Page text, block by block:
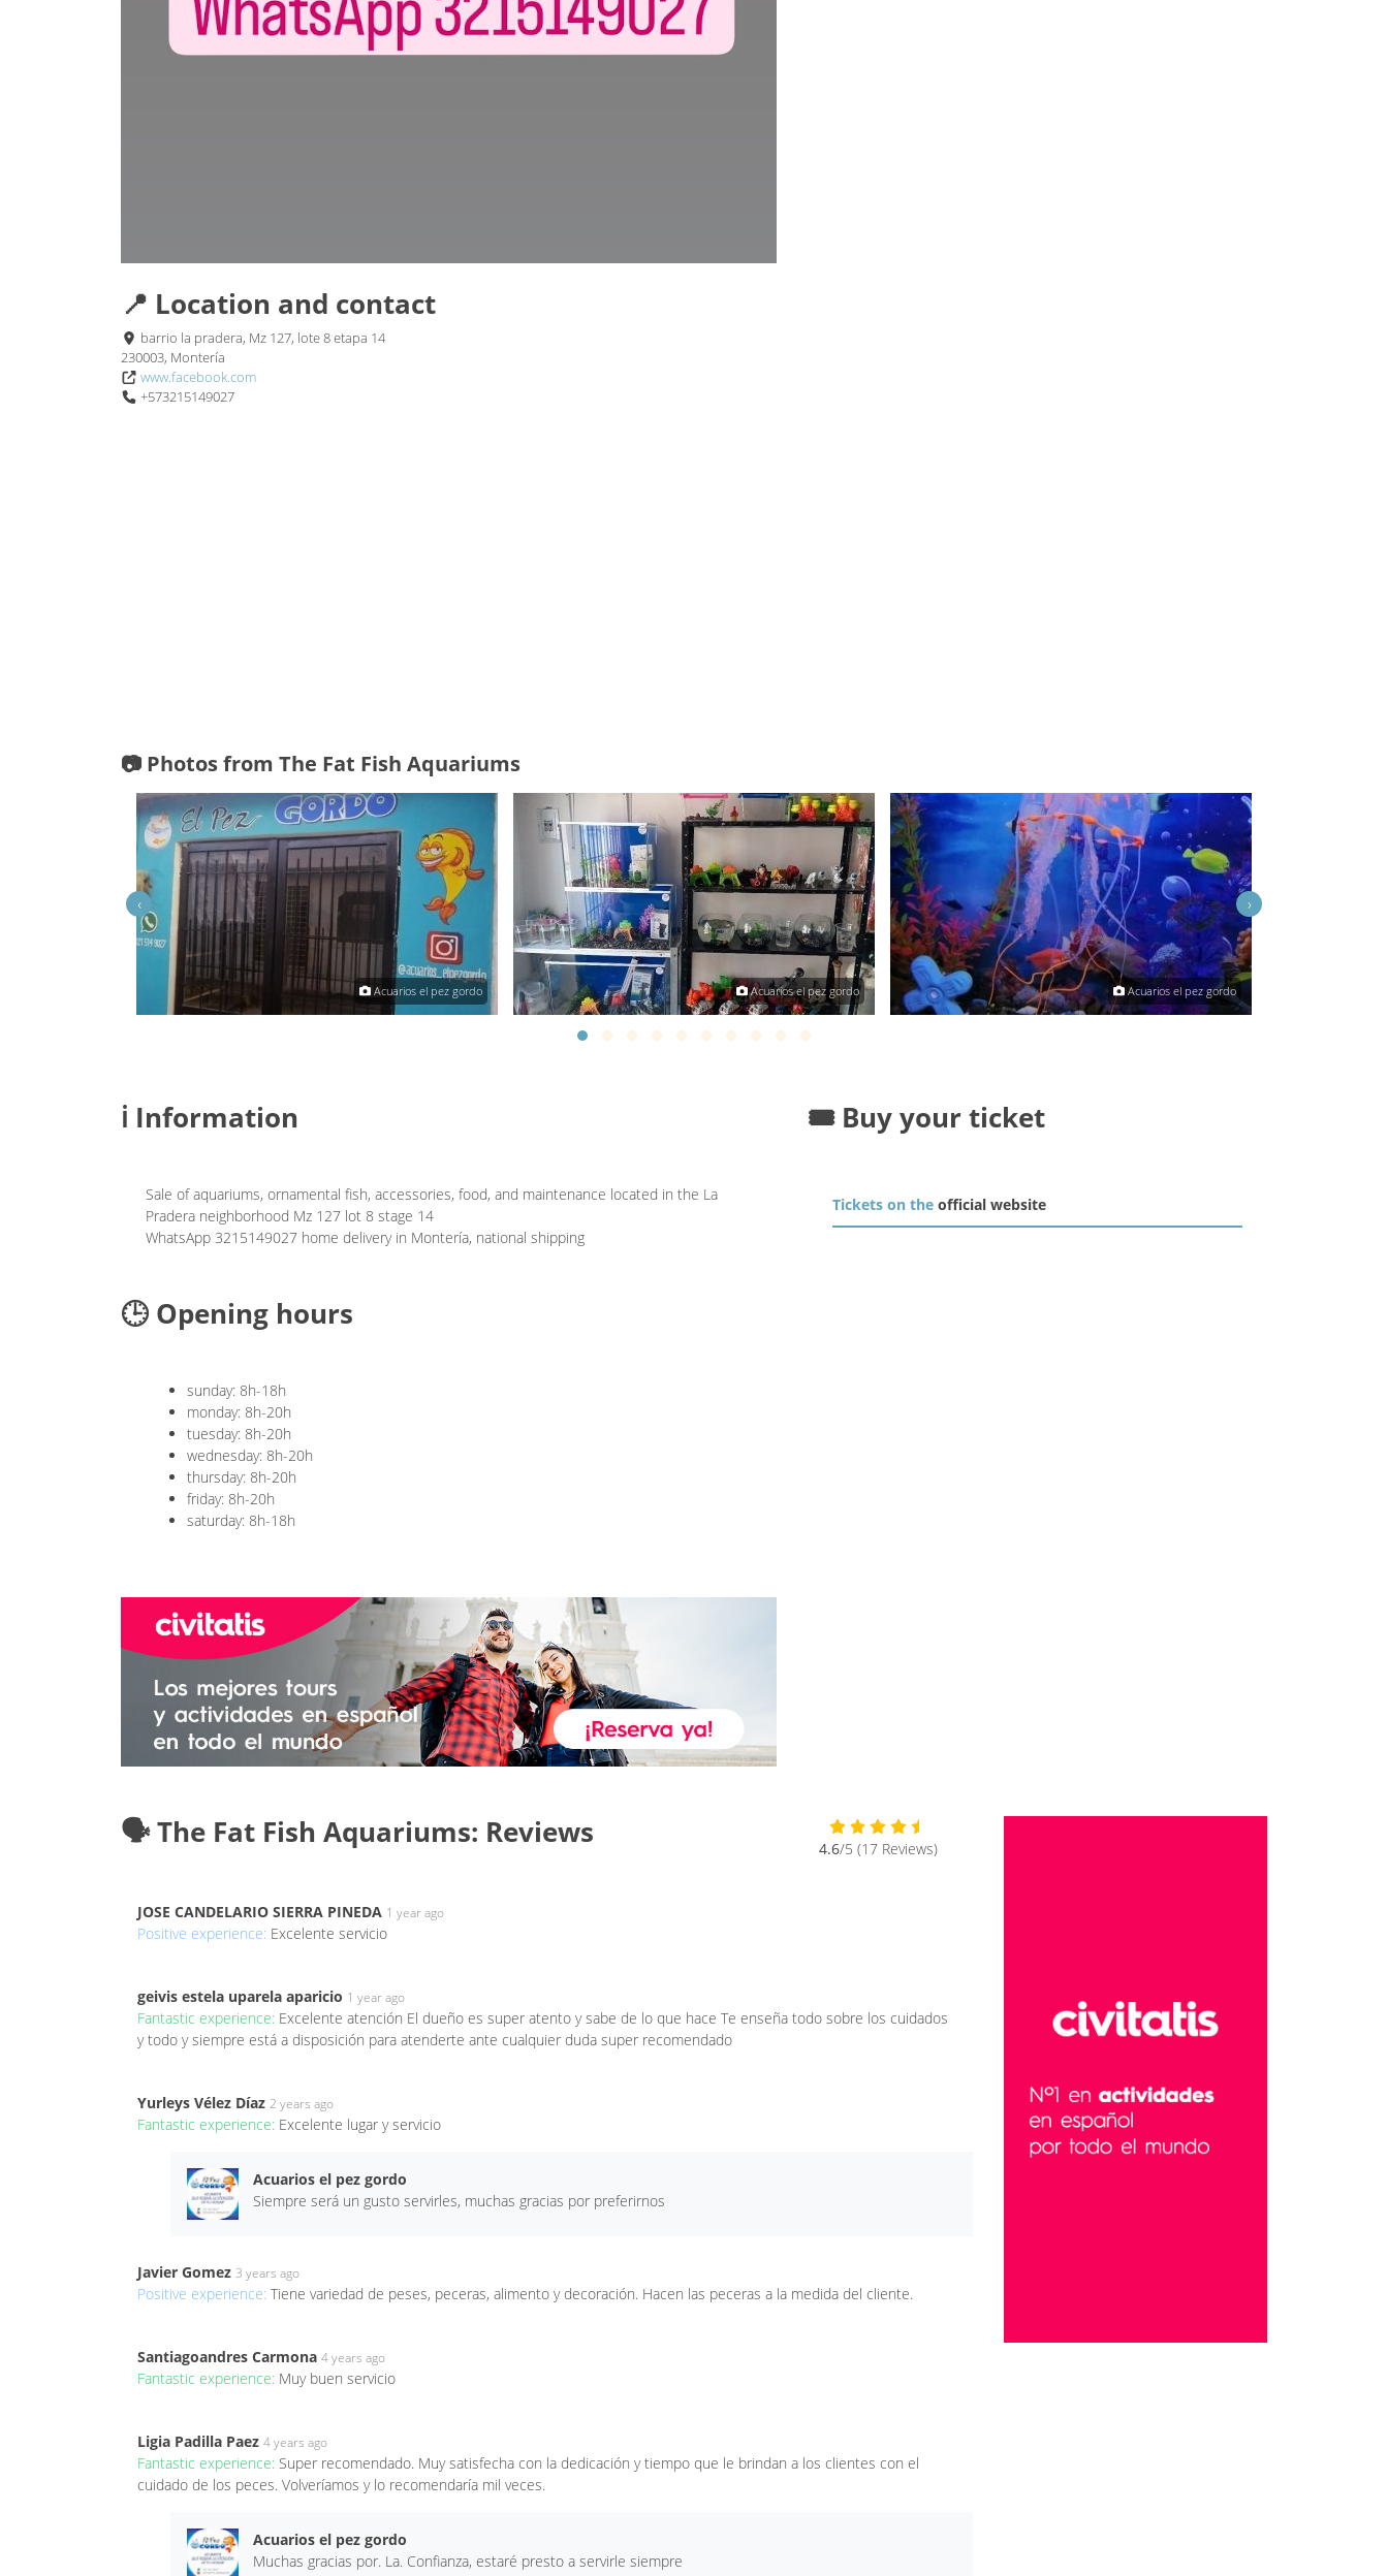
📍 Location and contact
barrio la pradera, Mz 127, lote 8 etapa 14
230003, Montería
www.facebook.com
+573215149027
📷 Photos from The Fat Fish Aquariums
Acuarios el pez gordo Acuarios el pez gordo Acuarios el pez gordo
‹ ›
ℹ️ Information
Sale of aquariums, ornamental fish, accessories, food, and maintenance located in the La
Pradera neighborhood Mz 127 lot 8 stage 14
WhatsApp 3215149027 home delivery in Montería, national shipping
🕒 Opening hours
sunday: 8h-18h
monday: 8h-20h
tuesday: 8h-20h
wednesday: 8h-20h
thursday: 8h-20h
friday: 8h-20h
saturday: 8h-18h
🎟️ Buy your ticket
Tickets on the official website
🗣️ The Fat Fish Aquariums: Reviews 4.6/5 (17 Reviews)
JOSE CANDELARIO SIERRA PINEDA 1 year ago
Positive experience: Excelente servicio
geivis estela uparela aparicio 1 year ago
Fantastic experience: Excelente atención El dueño es super atento y sabe de lo que hace Te enseña todo sobre los cuidados
y todo y siempre está a disposición para atenderte ante cualquier duda super recomendado
Yurleys Vélez Díaz 2 years ago
Fantastic experience: Excelente lugar y servicio
Acuarios el pez gordo
Siempre será un gusto servirles, muchas gracias por preferirnos
Javier Gomez 3 years ago
Positive experience: Tiene variedad de peses, peceras, alimento y decoración. Hacen las peceras a la medida del cliente.
Santiagoandres Carmona 4 years ago
Fantastic experience: Muy buen servicio
Ligia Padilla Paez 4 years ago
Fantastic experience: Super recomendado. Muy satisfecha con la dedicación y tiempo que le brindan a los clientes con el
cuidado de los peces. Volveríamos y lo recomendaría mil veces.
Acuarios el pez gordo
Muchas gracias por. La. Confianza, estaré presto a servirle siempre